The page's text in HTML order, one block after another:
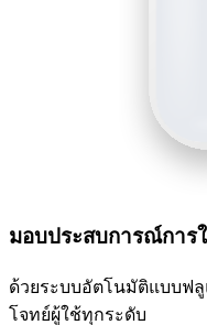
มอบประสบการณ์การ
ด้วยระบบอัตโนมัติแบบฟลู
โจทย์ผู้ใช้ทุกระดับ